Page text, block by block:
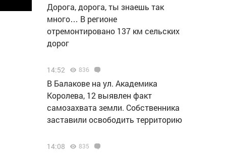
Дорога, дорога, ты знаешь так
много… В регионе
отремонтировано 137 км сельских
дорог
14:52 836
В Балакове на ул. Академика
Королева, 12 выявлен факт
самозахвата земли. Собственника
заставили освободить территорию
14:08 835